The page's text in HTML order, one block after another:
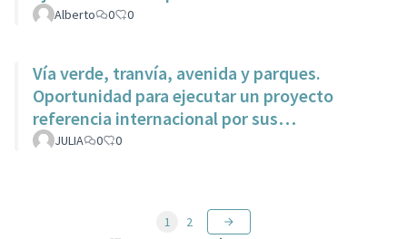
Alberto 0 0
Vía verde, tranvía, avenida y parques.
Oportunidad para ejecutar un proyecto
referencia internacional por sus
características dentro del municipio.
JULIA 0 0
1 2